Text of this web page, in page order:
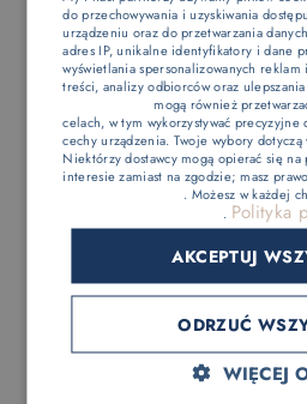
Jak wybrać
hotel na
Jak wybrać hotel na wakacje
zwrócić uwagę na to, czy
udogodnienia dla rodziców,
płatna) dostawka dla
Infrastruktura hotelu powinna
korzystanie z wózka
wybrać najlepszy hotel dla
sprawdzić, jakie oferuje
wyglądają jego wnętrza w
do przechowywania i uzyskiwania
urządzeniu oraz do przetwarzania
adres IP, unikalne identyfikatory i dane
wyświetlania spersonalizowanych
treści, analizy odbiorców oraz ulepszania
mogą również
celach, w tym wykorzystywać
cechy urządzenia. Twoje wybory dotyczą
Niektórzy dostawcy mogą opierać się na
interesie zamiast na zgodzie; masz
. Możesz w każdej
Polityka
AKCEPTUJ
ODRZUĆ
WIĘCEJ